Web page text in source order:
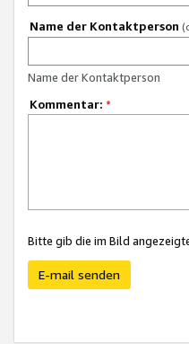
Name der Kontaktperson
Name der Kontaktperson
Kommentar: *
Bitte gib die im Bild
E-mail senden